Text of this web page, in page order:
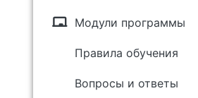
Модули программы
Правила обучения
Вопросы и ответы